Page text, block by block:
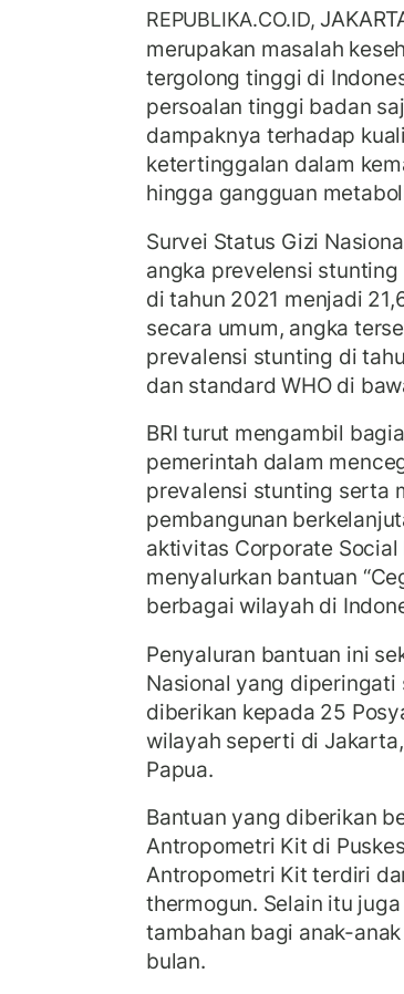
REPUBLIKA.CO.ID,
merupakan masalah
tergolong tinggi di
persoalan tinggi badan
dampaknya terhadap
ketertinggalan dalam
hingga gangguan
Survei Status Gizi
angka prevelensi
di tahun 2021 menjadi
secara umum, angka
prevalensi stunting di
dan standard WHO di
BRI turut mengambil
pemerintah dalam
prevalensi stunting serta
pembangunan
aktivitas Corporate Social
menyalurkan bantuan
berbagai wilayah di
Penyaluran bantuan ini
Nasional yang
diberikan kepada 25
wilayah seperti di
Papua.
Bantuan yang diberikan
Antropometri Kit di
Antropometri Kit terdiri
thermogun. Selain itu
tambahan bagi anak-
bulan.